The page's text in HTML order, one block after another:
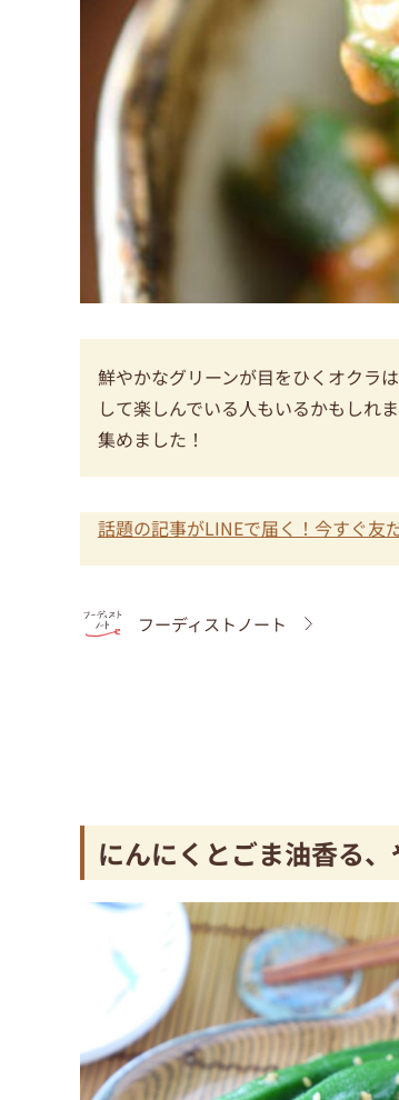
鮮やかなグリーンが目をひくオクラ
して楽しんでいる人もいるかもしれ
集めました！
話題の記事がLINEで届く！今すぐ友
フーディストノート
にんにくとごま油香る